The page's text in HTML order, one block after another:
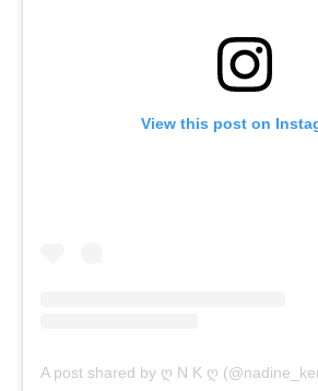
View this post on
A post shared by ღ N K ღ